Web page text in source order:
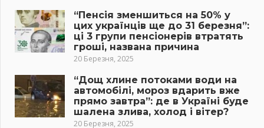
“Пенсія зменшиться на 50% у
цих українців ще до 31 березня”:
ці 3 групи пенсіонерів втратять
гроші, названа причина
20 Березня, 2025
“Дощ хлине потоками води на
автомобілі, мороз вдарить вже
прямо завтра”: де в Україні буде
шалена злива, холод і вітер?
20 Березня, 2025